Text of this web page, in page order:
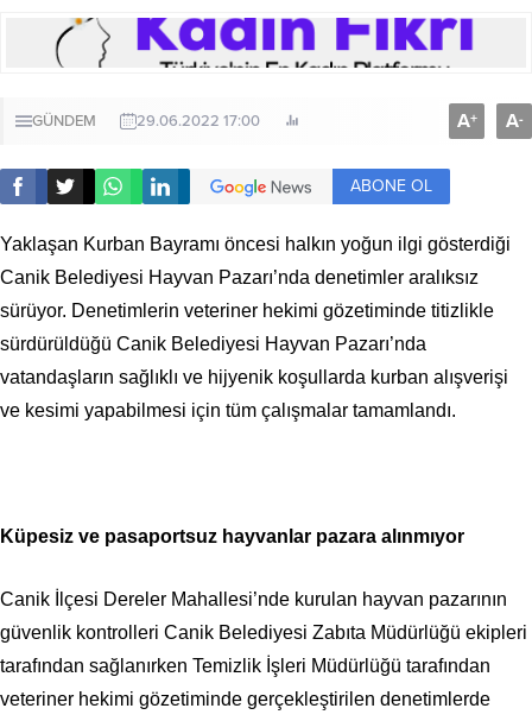
GÜNDEM 29.06.2022 17:00 A+ A-
ABONE OL
Yaklaşan Kurban Bayramı öncesi halkın yoğun ilgi gösterdiği
Canik Belediyesi Hayvan Pazarı’nda denetimler aralıksız
sürüyor. Denetimlerin veteriner hekimi gözetiminde titizlikle
sürdürüldüğü Canik Belediyesi Hayvan Pazarı’nda
vatandaşların sağlıklı ve hijyenik koşullarda kurban alışverişi
ve kesimi yapabilmesi için tüm çalışmalar tamamlandı.
Küpesiz ve pasaportsuz hayvanlar pazara alınmıyor
Canik İlçesi Dereler Mahallesi’nde kurulan hayvan pazarının
güvenlik kontrolleri Canik Belediyesi Zabıta Müdürlüğü ekipleri
tarafından sağlanırken Temizlik İşleri Müdürlüğü tarafından
veteriner hekimi gözetiminde gerçekleştirilen denetimlerde